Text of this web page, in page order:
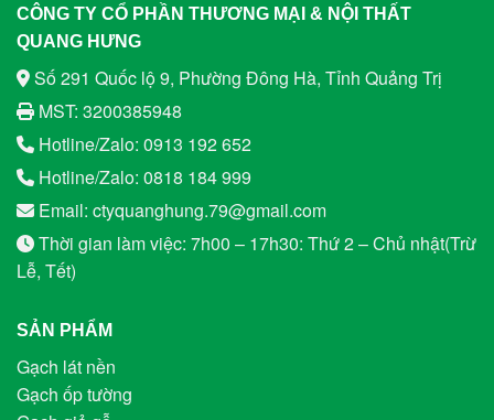
CÔNG TY CỔ PHẦN THƯƠNG MẠI & NỘI THẤT
QUANG HƯNG
Số 291 Quốc lộ 9, Phường Đông Hà, Tỉnh Quảng Trị
MST: 3200385948
Hotline/Zalo: 0913 192 652
Hotline/Zalo: 0818 184 999
Email: ctyquanghung.79@gmail.com
Thời gian làm việc: 7h00 – 17h30: Thứ 2 – Chủ nhật(Trừ
Lễ, Tết)
SẢN PHẨM
Gạch lát nền
Gạch ốp tường